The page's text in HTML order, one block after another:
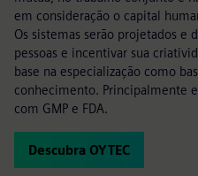
em consideração o capital
Os sistemas serão projetados e
pessoas e incentivar sua
base na especialização como
conhecimento. Principalmente
com GMP e FDA.
Descubra OYTEC